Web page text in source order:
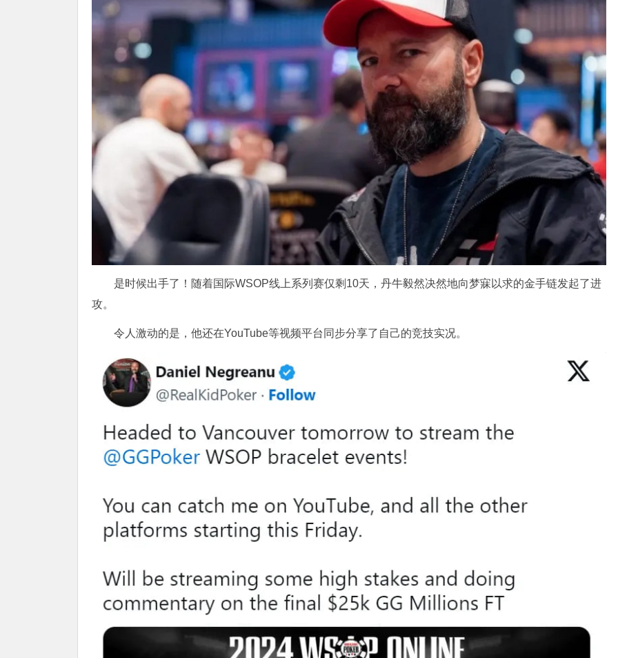
是时候出手了！随着国际WSOP线上系列赛仅剩10天，丹牛毅然决然地向梦寐以求的金手链发起了进
攻。
令人激动的是，他还在YouTube等视频平台同步分享了自己的竞技实况。